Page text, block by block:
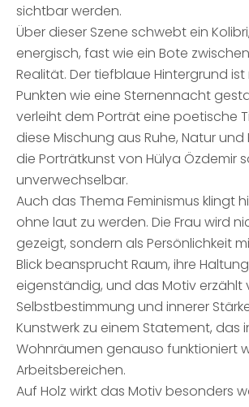
sichtbar werden.
Über dieser Szene schwebt ein
energisch, fast wie ein Bote
Realität. Der tiefblaue Hintergrund
Punkten wie eine Sternennacht
verleiht dem Porträt eine poetische
diese Mischung aus Ruhe, Natur
die Porträtkunst von Hülya Özdemir
unverwechselbar.
Auch das Thema Feminismus klingt
ohne laut zu werden. Die Frau wird
gezeigt, sondern als Persönlichkeit
Blick beansprucht Raum, ihre
eigenständig, und das Motiv erzählt
Selbstbestimmung und innerer
Kunstwerk zu einem Statement, das
Wohnräumen genauso funktioniert
Arbeitsbereichen.
Auf Holz wirkt das Motiv besonders